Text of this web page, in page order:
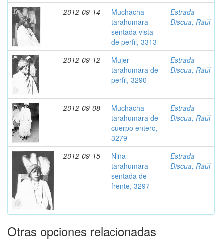
2012-09-14
Muchacha
tarahumara
sentada vista
de perfil, 3313
Estrada
Discua, Raúl
2012-09-12
Mujer
tarahumara de
perfil, 3290
Estrada
Discua, Raúl
2012-09-08
Muchacha
tarahumara de
cuerpo entero,
3279
Estrada
Discua, Raúl
2012-09-15
Niña
tarahumara
sentada de
frente, 3297
Estrada
Discua, Raúl
Otras opciones relacionadas